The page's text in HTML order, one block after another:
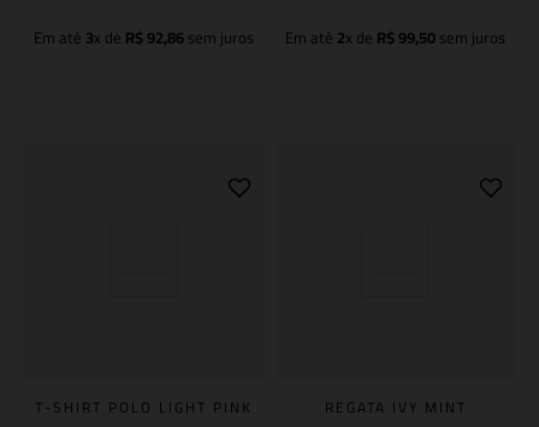
Em até 3x de R$92,86sem juros Em até 2x de R$99,50sem juros
T-SHIRT POLO LIGHT PINK
REGATA IVY MINT